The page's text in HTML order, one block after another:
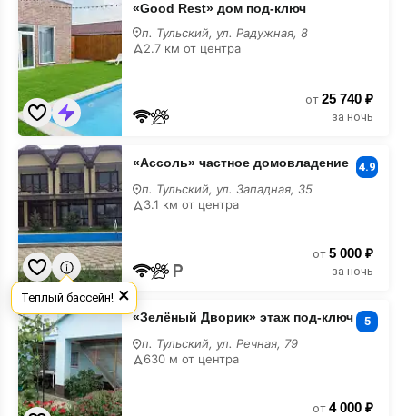
Rest»
дом
под-
ключ
«Good Rest» дом под-ключ
п. Тульский, ул. Радужная, 8
2.7 км от центра
от 25 740 ₽
за ночь
«Ассоль»
частное
домовладение
«Ассоль» частное домовладение 4.9
п. Тульский, ул. Западная, 35
3.1 км от центра
от 5 000 ₽
за ночь
«Зелёный
Дворик»
этаж
под-
ключ
«Зелёный Дворик» этаж под-ключ 5
п. Тульский, ул. Речная, 79
630 м от центра
от 4 000 ₽
×
Теплый бассейн!